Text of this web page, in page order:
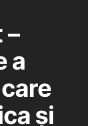
–
a
și